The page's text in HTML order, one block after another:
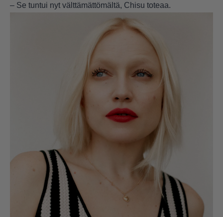
– Se tuntui nyt välttämättömältä, Chisu toteaa.